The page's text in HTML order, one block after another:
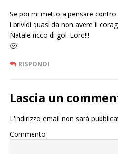
Se poi mi metto a pensare
i brividi quasi da non avere il
Natale ricco di gol. Loro!!!
🙁
RISPONDI
Lascia un
L'indirizzo email non sarà
Commento